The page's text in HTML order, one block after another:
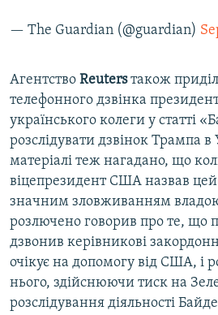
— The Guardian (@guardian)
Агентство Reutersтакож
телефонного дзвінка
українського колеги у статті
розслідувати дзвінок Трампа в
матеріалі теж нагадано, що
віцепрезидент США назвав
значним зловживанням
розлючено говорив про те, що
дзвонив керівникові
очікує на допомогу від США, і
нього, здійснюючи тиск на
розслідування діяльності